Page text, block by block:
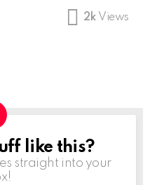
2k Views
like this?
straight into your